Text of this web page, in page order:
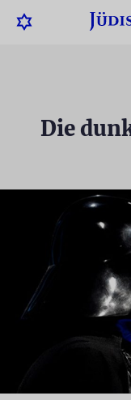
Die